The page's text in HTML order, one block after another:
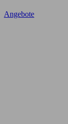
Angebote